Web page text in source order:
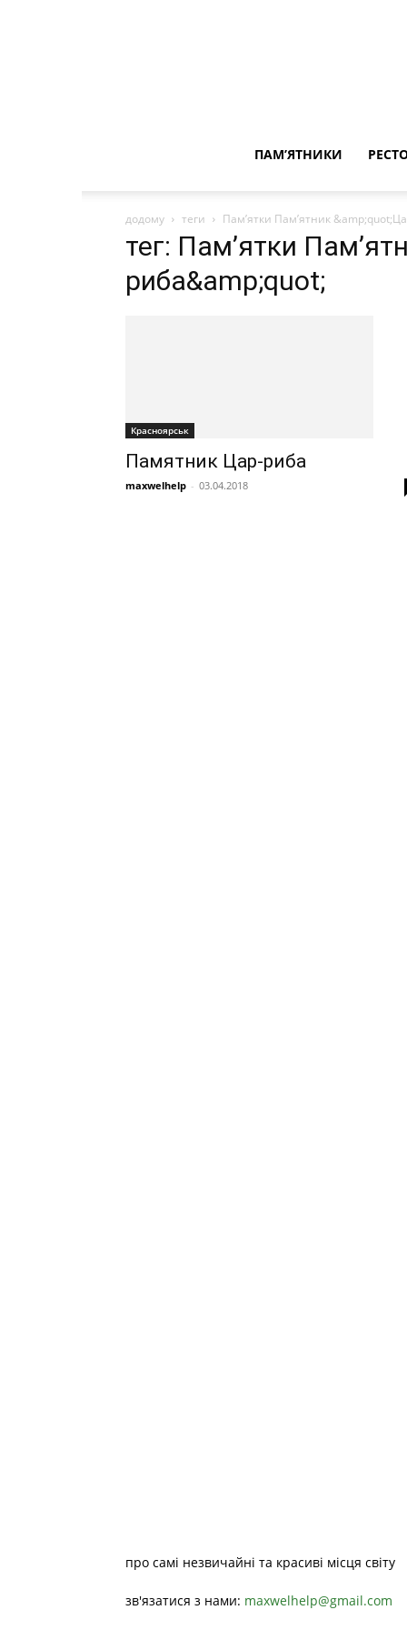
ПАМ’ЯТНИКИ
додому теги Пам’ятки Пам’ятник
тег: Пам’ятки
риба&amp;quot;
Красноярськ
Памятник Цар-риба
maxwelhelp - 03.04.2018
про самі незвичайні та красиві місця світу
зв'язатися з нами: maxwelhelp@gmail.com